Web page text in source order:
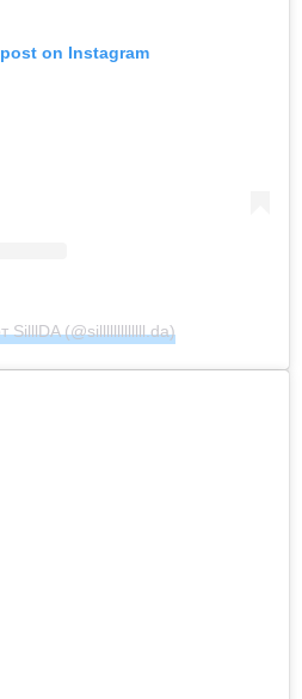
on Instagram
SilllDA (@silllllllllllll.da)